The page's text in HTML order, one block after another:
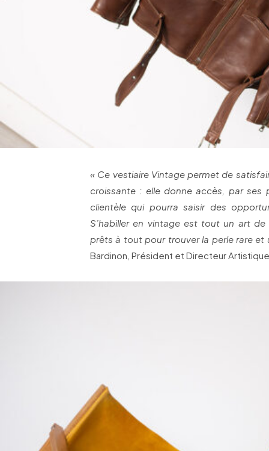
« Ce vestiaire Vintage permet de
croissante : elle donne accès, par ses
clientèle qui pourra saisir des
S’habiller en vintage est tout un art
prêts à tout pour trouver la perle rare et
Bardinon, Président et Directeur